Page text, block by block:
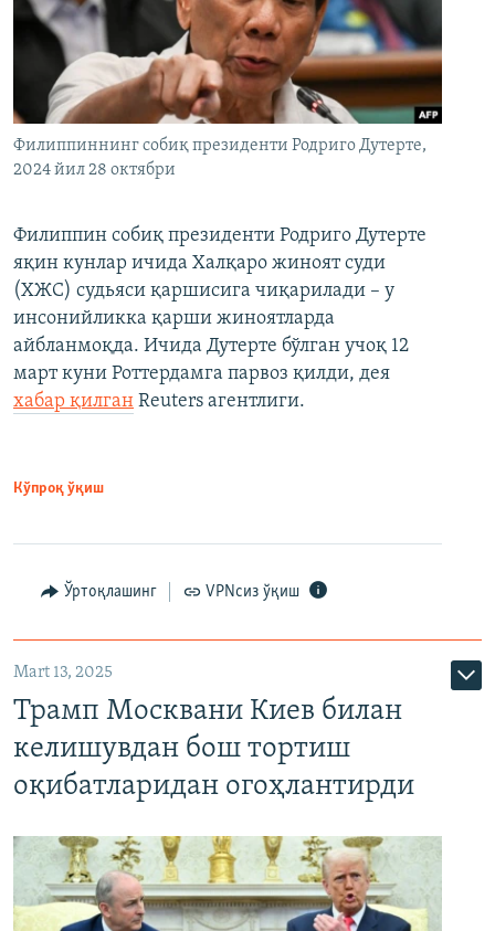
Филиппиннинг собиқ президенти Родриго Дутерте,
2024 йил 28 октябри
Филиппин собиқ президенти Родриго Дутерте
яқин кунлар ичида Халқаро жиноят суди
(ХЖС) судьяси қаршисига чиқарилади – у
инсонийликка қарши жиноятларда
айбланмоқда. Ичида Дутерте бўлган учоқ 12
март куни Роттердамга парвоз қилди, дея
хабар қилган Reuters агентлиги.
Кўпроқ ўқиш
Ўртоқлашинг VPNсиз ўқиш
Mart 13, 2025
Трамп Москвани Киев билан
келишувдан бош тортиш
оқибатларидан огоҳлантирди